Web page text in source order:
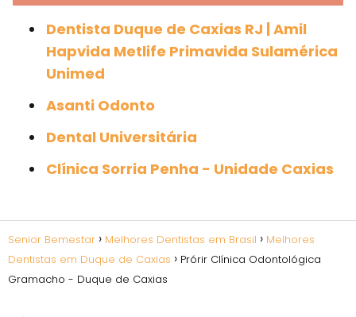
Dentista Duque de Caxias RJ | Amil
Hapvida Metlife Primavida Sulamérica
Unimed
Asanti Odonto
Dental Universitária
Clínica Sorria Penha - Unidade Caxias
Senior Bemestar Melhores Dentistas em Brasil
Melhores
Dentistas em Duque de Caxias
Prórir Clínica Odontológica
Gramacho - Duque de Caxias